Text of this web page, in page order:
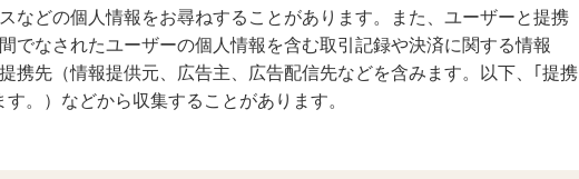
などの個人情報をお尋ねすることがあります。また、ユーザーと提携
でなされたユーザーの個人情報を含む取引記録や決済に関する情報
携先（情報提供元、広告主、広告配信先などを含みます。以下、｢提携
す。）などから収集することがあります。